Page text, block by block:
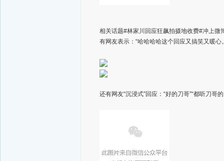
相关话题#林家川回应狂飙拍摄地收费#冲上微
有网友表示：“哈哈哈哈这个回应又搞笑又暖心
还有网友“沉浸式”回应：“好的刀哥”“都听刀哥的